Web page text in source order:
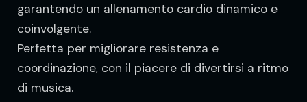
garantendo un allenamento cardio dinamico e
coinvolgente.
Perfetta per migliorare resistenza e
coordinazione, con il piacere di divertirsi a ritmo
di musica.